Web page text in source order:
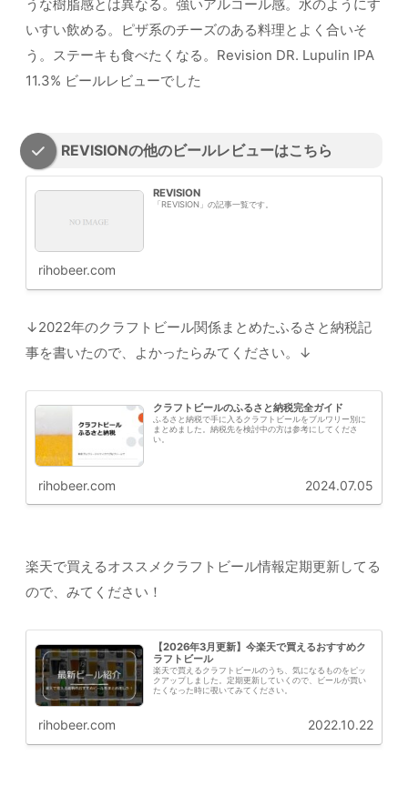
うな樹脂感とは異なる。強いアルコール感。水のようにす
いすい飲める。ピザ系のチーズのある料理とよく合いそ
う。ステーキも食べたくなる。Revision DR. Lupulin IPA
11.3% ビールレビューでした
REVISIONの他のビールレビューはこちら
REVISION
「REVISION」の記事一覧です。
rihobeer.com
↓2022年のクラフトビール関係まとめたふるさと納税記
事を書いたので、よかったらみてください。↓
クラフトビールのふるさと納税完全ガイド
ふるさと納税で手に入るクラフトビールをブルワリー別に
まとめました。納税先を検討中の方は参考にしてくださ
い。
rihobeer.com 2024.07.05
楽天で買えるオススメクラフトビール情報定期更新してる
ので、みてください！
【2026年3月更新】今楽天で買えるおすすめク
ラフトビール
楽天で買えるクラフトビールのうち、気になるものをピッ
クアップしました。定期更新していくので、ビールが買い
たくなった時に覗いてみてください。
rihobeer.com 2022.10.22